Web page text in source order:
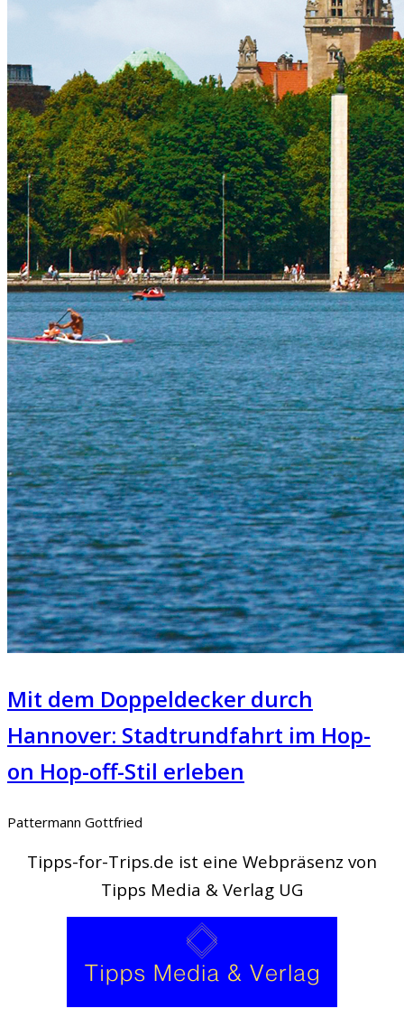
Mit dem Doppeldecker durch
Hannover: Stadtrundfahrt im Hop-
on Hop-off-Stil erleben
Pattermann Gottfried
Tipps-for-Trips.de ist eine Webpräsenz von
Tipps Media & Verlag UG